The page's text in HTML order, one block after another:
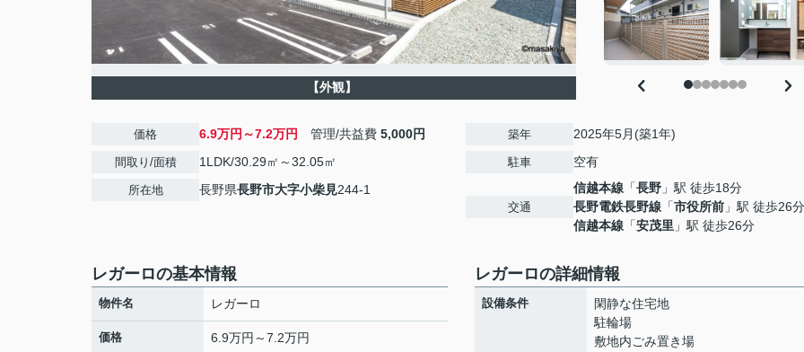
【外観】
価格 6.9万円～7.2万円 管理/共益費 5,000円
間取り/面積 1LDK/30.29㎡～32.05㎡
所在地 長野県長野市大字小柴見244-1
築年 2025年5月(築1年)
駐車 空有
交通
信越本線 「長野 」駅 徒歩18分
長野電鉄長野線 「市役所前 」駅 徒歩26分
信越本線 「安茂里 」駅 徒歩26分
レガーロの基本情報
物件名 レガーロ
価格 6.9万円～7.2万円
レガーロの詳細情報
設備条件
閑静な住宅地
駐輪場
敷地内ごみ置き場